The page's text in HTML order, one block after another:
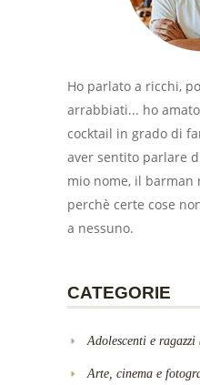
Ho parlato a ricchi,
arrabbiati... ho
cocktail in grado di
aver sentito parlare
mio nome, il barman
perchè certe cose
a nessuno.
CATEGORIE
Adolescenti e ragazzi
Arte, cinema e